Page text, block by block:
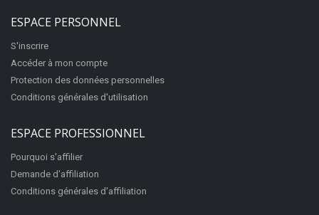
ESPACE PERSONNEL
S'inscrire
Accéder à mon compte
Protection des données personnelles
Conditions générales d'utilisation
ESPACE PROFESSIONNEL
Pourquoi s'affilier
Demande d'affiliation
Conditions générales d'affiliation